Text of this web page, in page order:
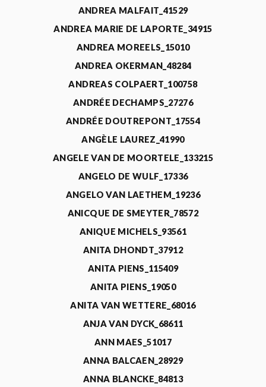
ANDREA MALFAIT_41529
ANDREA MARIE DE LAPORTE_34915
ANDREA MOREELS_15010
ANDREA OKERMAN_48284
ANDREAS COLPAERT_100758
ANDRÉE DECHAMPS_27276
ANDRÉE DOUTREPONT_17554
ANGÈLE LAUREZ_41990
ANGELE VAN DE MOORTELE_133215
ANGELO DE WULF_17336
ANGELO VAN LAETHEM_19236
ANICQUE DE SMEYTER_78572
ANIQUE MICHELS_93561
ANITA DHONDT_37912
ANITA PIENS_115409
ANITA PIENS_19050
ANITA VAN WETTERE_68016
ANJA VAN DYCK_68611
ANN MAES_51017
ANNA BALCAEN_28929
ANNA BLANCKE_84813